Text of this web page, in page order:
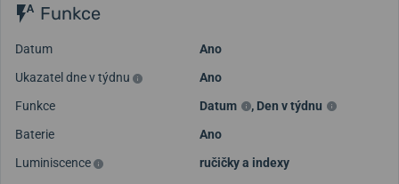
Funkce
Datum
Ano
Ukazatel dne v týdnu
Ano
Funkce
Datum , Den v týdnu
Baterie
Ano
Luminiscence
ručičky a indexy